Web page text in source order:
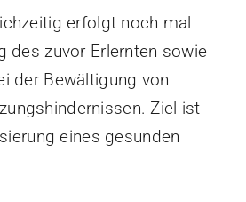
erfolgt noch mal
des zuvor Erlernten sowie
der Bewältigung von
Ziel ist
eines gesunden